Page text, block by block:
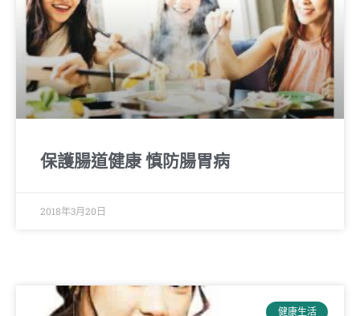
保護腸道健康 慎防腸胃病
2018年3月20日
健康生活